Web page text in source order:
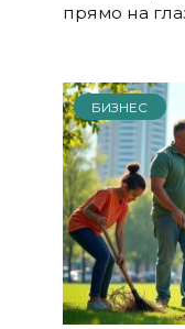
прямо на
БИЗНЕС